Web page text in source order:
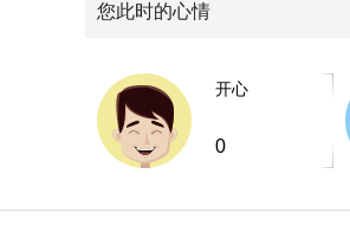
您此时的心情
开心
0